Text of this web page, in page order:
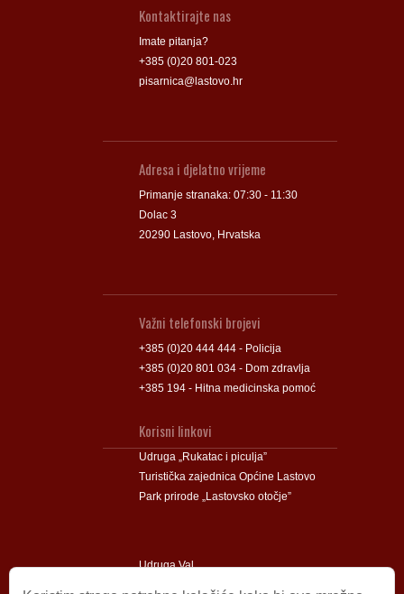
Kontaktirajte nas
Imate pitanja?
+385 (0)20 801-023
pisarnica@lastovo.hr
Adresa i djelatno vrijeme
Primanje stranaka: 07:30 - 11:30
Dolac 3
20290 Lastovo, Hrvatska
Važni telefonski brojevi
+385 (0)20 444 444 - Policija
+385 (0)20 801 034 - Dom zdravlja
+385 194 - Hitna medicinska pomoć
Korisni linkovi
Udruga „Rukatac i piculja”
Turistička zajednica Općine Lastovo
Park prirode „Lastovsko otočje”
Udruga Val